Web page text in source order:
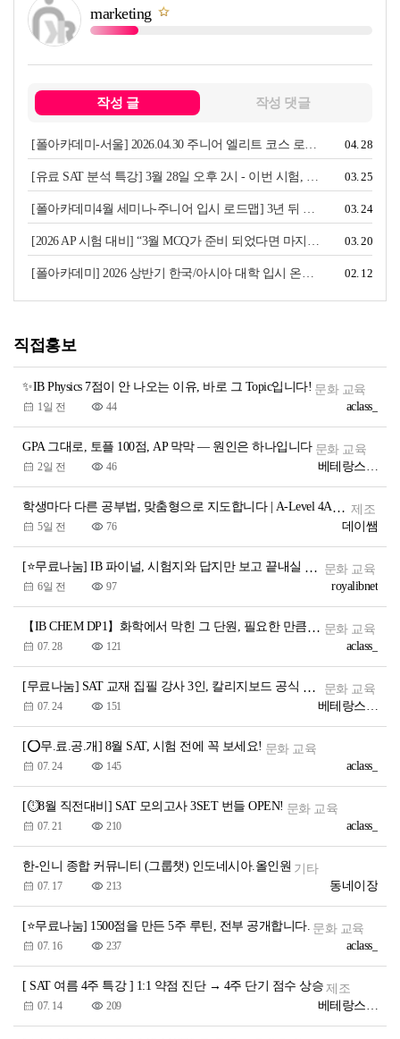
marketing
작성 글 작성 댓글
[폴아카데미-서울] 2026.04.30 주니어 엘리트 코스 로드맵 설명회 04. 28
[유료 SAT 분석 특강] 3월 28일 오후 2시 - 이번 시험, 왜 어려웠을까요? 03. 25
[폴아카데미4월 세미나-주니어 입시 로드맵] 3년 뒤 미래에서 전하는 주니어 로드맵 세미나 (중도귀국 내용 일부 포함) 03. 24
[2026 AP 시험 대비] “3월 MCQ가 준비 되었다면 마지막으로 FRQ에서 점수가 갈립니다.” 4월 FRQ 집중반 개강! 03. 20
[폴아카데미] 2026 상반기 한국/아시아 대학 입시 온라인 설명회 안내 02. 12
직접홍보
✨IB Physics 7점이 안 나오는 이유, 바로 그 Topic입니다! 문화 교육
aclass_
1일 전 44
GPA 그대로, 토플 100점, AP 막막 — 원인은 하나입니다 문화 교육
베테랑스에듀1
2일 전 46
학생마다 다른 공부법, 맞춤형으로 지도합니다 | A-Level 4A* 명문대 출신 국제학교·IGCSE·A-Level 과외 제조
데이쌤
5일 전 76
[⭐무료나눔] IB 파이널, 시험지와 답지만 보고 끝내실 건가요? 문화 교육
royalibnet
6일 전 97
【IB CHEM DP1】화학에서 막힌 그 단원, 필요한 만큼 골라 들으세요! 문화 교육
aclass_
07. 28 121
[무료나눔] SAT 교재 집필 강사 3인, 칼리지보드 공식 모의고사 전문항 해설강의
문화 교육
베테랑스에듀1
07. 24 151
[⭕무.료.공.개] 8월 SAT, 시험 전에 꼭 보세요! 문화 교육
aclass_
07. 24 145
[⏱️8월 직전대비] SAT 모의고사 3SET 번들 OPEN! 문화 교육
aclass_
07. 21 210
한-인니 종합 커뮤니티 (그룹챗) 인도네시아.올인원 기타
동네이장
07. 17 213
[⭐무료나눔] 1500점을 만든 5주 루틴, 전부 공개합니다. 문화 교육
aclass_
07. 16 237
[ SAT 여름 4주 특강 ] 1:1 약점 진단 → 4주 단기 점수 상승 제조
베테랑스에듀1
07. 14 209